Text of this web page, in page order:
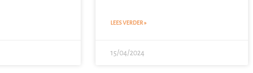
LEES VERDER »
15/04/2024